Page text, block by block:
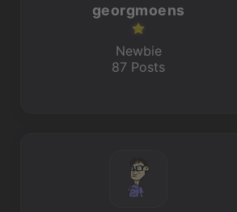
georgmoens
Newbie
87 Posts